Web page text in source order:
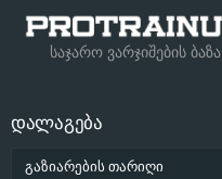
საჯარო ვარჯიშების ბაზა
დალაგება
გაზიარების თარიღი